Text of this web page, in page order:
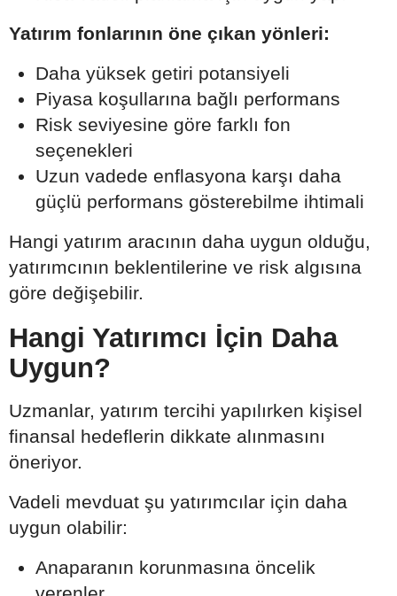
Yatırım fonlarının öne çıkan yönleri:
Daha yüksek getiri potansiyeli
Piyasa koşullarına bağlı performans
Risk seviyesine göre farklı fon
seçenekleri
Uzun vadede enflasyona karşı daha
güçlü performans gösterebilme ihtimali
Hangi yatırım aracının daha uygun olduğu,
yatırımcının beklentilerine ve risk algısına
göre değişebilir.
Hangi Yatırımcı İçin Daha
Uygun?
Uzmanlar, yatırım tercihi yapılırken kişisel
finansal hedeflerin dikkate alınmasını
öneriyor.
Vadeli mevduat şu yatırımcılar için daha
uygun olabilir:
Anaparanın korunmasına öncelik